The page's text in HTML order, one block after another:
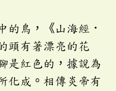
的鳥，《山海經．
頭有著漂亮的花
是紅色的，據說為
化成。相傳炎帝有